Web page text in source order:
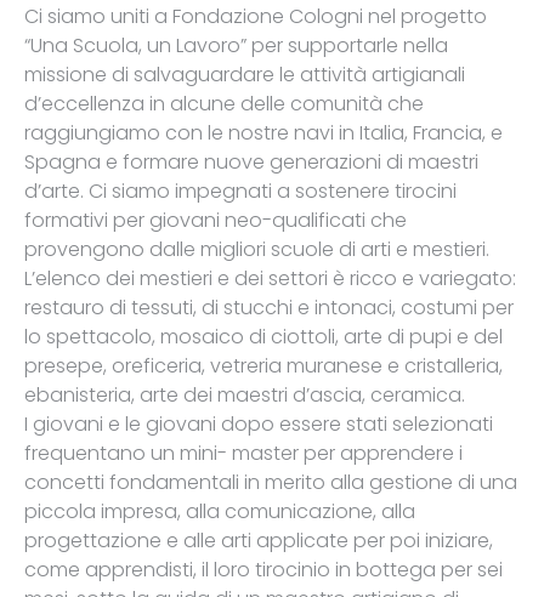
Ci siamo uniti a Fondazione Cologni nel progetto
“Una Scuola, un Lavoro” per supportarle nella
missione di salvaguardare le attività artigianali
d’eccellenza in alcune delle comunità che
raggiungiamo con le nostre navi in Italia, Francia, e
Spagna e formare nuove generazioni di maestri
d’arte. Ci siamo impegnati a sostenere tirocini
formativi per giovani neo-qualificati che
provengono dalle migliori scuole di arti e mestieri.
L’elenco dei mestieri e dei settori è ricco e variegato:
restauro di tessuti, di stucchi e intonaci, costumi per
lo spettacolo, mosaico di ciottoli, arte di pupi e del
presepe, oreficeria, vetreria muranese e cristalleria,
ebanisteria, arte dei maestri d’ascia, ceramica.
I giovani e le giovani dopo essere stati selezionati
frequentano un mini- master per apprendere i
concetti fondamentali in merito alla gestione di una
piccola impresa, alla comunicazione, alla
progettazione e alle arti applicate per poi iniziare,
come apprendisti, il loro tirocinio in bottega per sei